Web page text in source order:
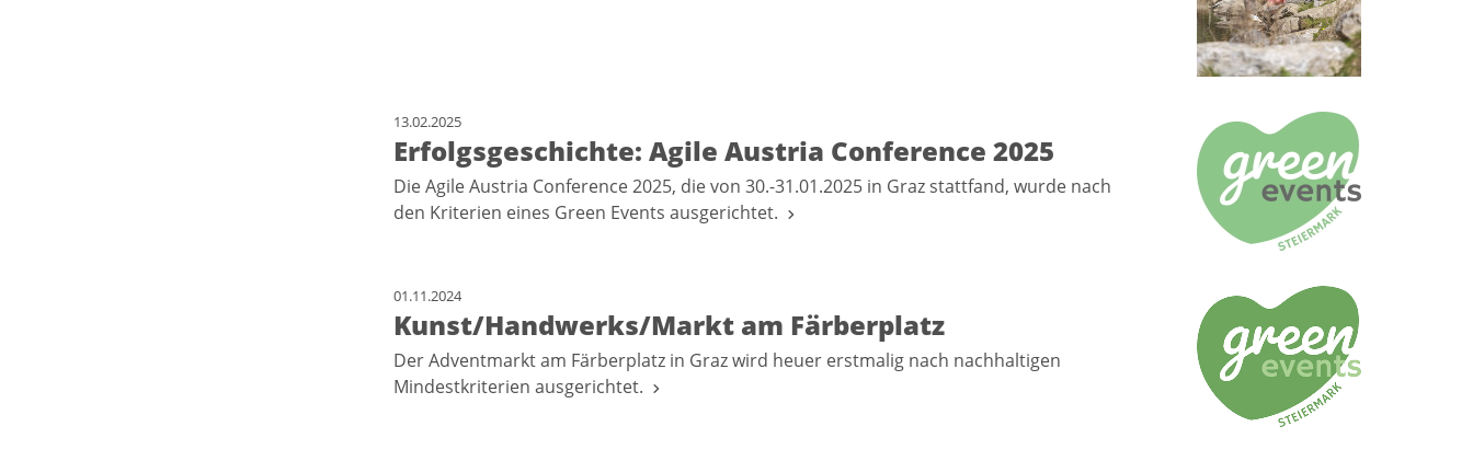
13.02.2025
Erfolgsgeschichte: Agile Austria Conference 2025
Die Agile Austria Conference 2025, die von 30.-31.01.2025 in Graz stattfand, wurde nach
den Kriterien eines Green Events ausgerichtet.
01.11.2024
Kunst/Handwerks/Markt am Färberplatz
Der Adventmarkt am Färberplatz in Graz wird heuer erstmalig nach nachhaltigen
Mindestkriterien ausgerichtet.